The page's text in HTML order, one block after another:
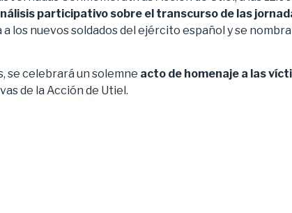
participativo sobre el transcurso de las
los nuevos soldados del ejército español y se
se celebrará un solemne acto de homenaje a las
de la Acción de Utiel.